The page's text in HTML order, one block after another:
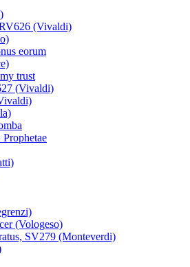
(Vivaldi)
eorum
trust
(Vivaldi)
(Vologeso)
SV279 (Monteverdi)